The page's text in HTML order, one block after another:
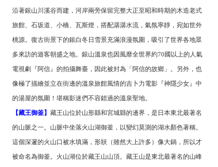
沿著銀山川溪谷而建，河岸兩旁保留完整大正至昭和時期的木造老式
旅館、石坂道、小橋、瓦斯燈，搭配潺潺水流，氣氛寧靜，宛如世外
桃源。復古街景下的銀白冬日雪景充滿浪漫氛圍，吸引了世界各地眾
多來訪的遊客朝盛之地。銀山溫泉也因風靡全世界約70國以上的人氣
電視劇『阿信』的拍攝舞臺，因此被封為「阿信的故鄉」。另外，也
像極了描繪並立在街邊的溫泉旅館風情的吉卜力電影『神隱少女』中
的湯屋的氛圍！堪稱影迷們不容錯過的溫泉聖地。
【藏王御釜】 藏王山位於山形縣和宮城縣的邊界，是日本東北最著名
的山脈之一。山脈中坐落火山湖御釜，以變幻莫測的湖水顏色著稱。
這個深邃的火山口被水填滿，形狀（雖然大上許多）像大鍋，所以才
被命名為御釜。火山湖位於藏王山山頂。藏王山是東北最著名的山峰